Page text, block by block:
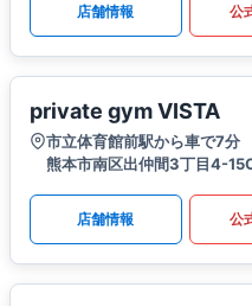
店舗情報 公
private gym VISTA
市立体育館前駅から車で7分
熊本市南区出仲間3丁目4-
店舗情報 公